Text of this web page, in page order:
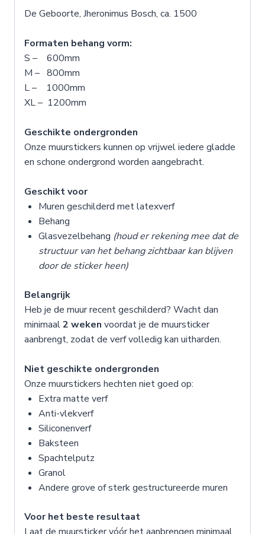
De Geboorte, Jheronimus Bosch, ca. 1500
Formaten behang vorm:
S – 600mm
M – 800mm
L – 1000mm
XL – 1200mm
Geschikte ondergronden
Onze muurstickers kunnen op vrijwel iedere gladde
en schone ondergrond worden aangebracht.
Geschikt voor
Muren geschilderd met latexverf
Behang
Glasvezelbehang (houd er rekening mee dat de
structuur van het behang zichtbaar kan blijven
door de sticker heen)
Belangrijk
Heb je de muur recent geschilderd? Wacht dan
minimaal2 weken voordat je de muursticker
aanbrengt, zodat de verf volledig kan uitharden.
Niet geschikte ondergronden
Onze muurstickers hechten niet goed op:
Extra matte verf
Anti-vlekverf
Siliconenverf
Baksteen
Spachtelputz
Granol
Andere grove of sterk gestructureerde muren
Voor het beste resultaat